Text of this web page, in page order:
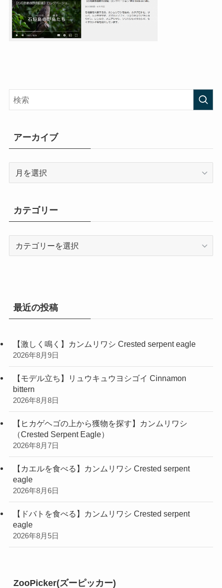
アーカイブ
ブ
カテゴリー
最近の投稿
【激しく鳴く】カンムリワシ Crested serpent eagle
2026年8月9日
【モデル立ち】リュウキュウヨシゴイ Cinnamon
bittern
2026年8月8日
【ヒカゲヘゴの上から獲物を探す】カンムリワシ
（Crested Serpent Eagle）
2026年8月7日
【カエルを食べる】カンムリワシ Crested serpent
eagle
2026年8月6日
【ドバトを食べる】カンムリワシ Crested serpent
eagle
2026年8月5日
ZooPicker(ズーピッカー)